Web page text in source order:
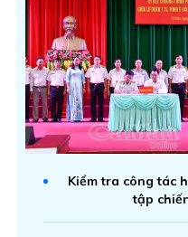
Kiểm tra công tác
tập